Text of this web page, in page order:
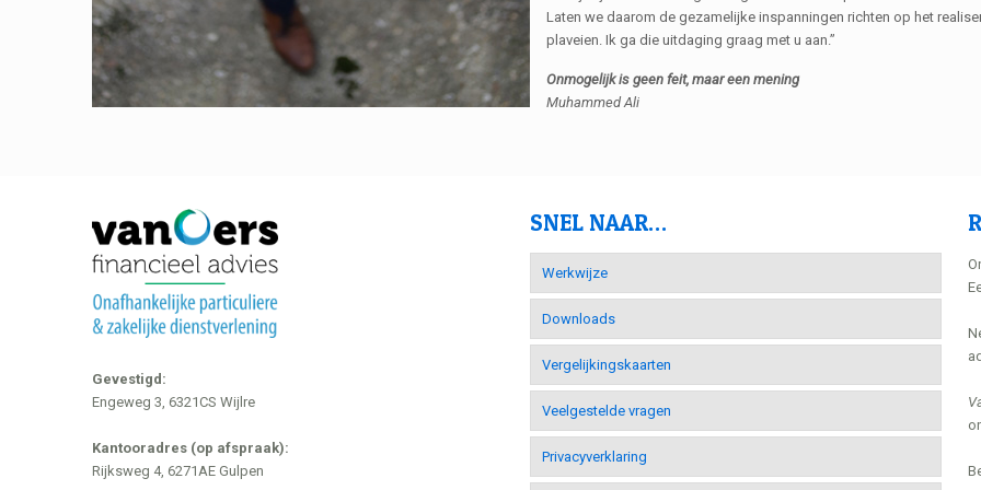
Laten we daarom de gezamelijke inspanningen richten op het
plaveien. Ik ga die uitdaging graag met u aan.”
Onmogelijk is geen feit, maar een mening
Muhammed Ali
Gevestigd:
Engeweg 3, 6321CS Wijlre
Kantooradres (op afspraak):
Rijksweg 4, 6271AE Gulpen
SNEL NAAR…
Werkwijze
Downloads
Vergelijkingskaarten
Veelgestelde vragen
Privacyverklaring